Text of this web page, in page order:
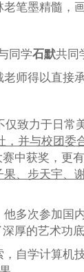
老笔墨精髓，
同学石默共同
师得以直接
致力于日
并与校团委
中获奖，更
、步天宇、
多次参加国
厚的艺术功
自学计算机